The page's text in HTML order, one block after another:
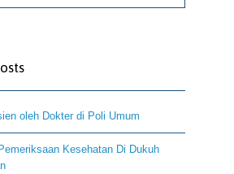
oleh Dokter di Poli Umum
Kesehatan Di Dukuh